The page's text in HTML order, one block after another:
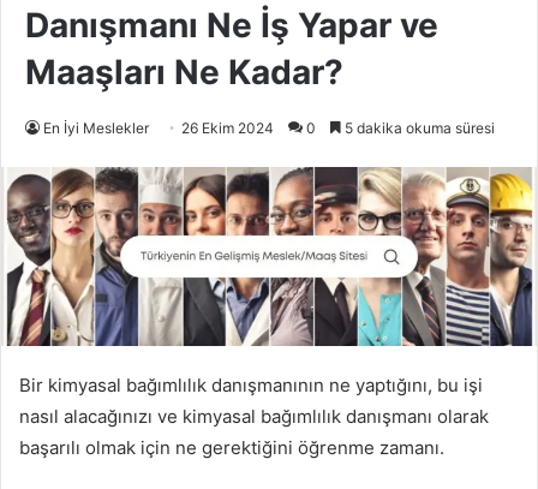
Danışmanı Ne İş Yapar ve
Maaşları Ne Kadar?
En İyi Meslekler 26 Ekim 2024 0 5 dakika okuma süresi
Bir kimyasal bağımlılık danışmanının ne yaptığını, bu işi
nasıl alacağınızı ve kimyasal bağımlılık danışmanı olarak
başarılı olmak için ne gerektiğini öğrenme zamanı.